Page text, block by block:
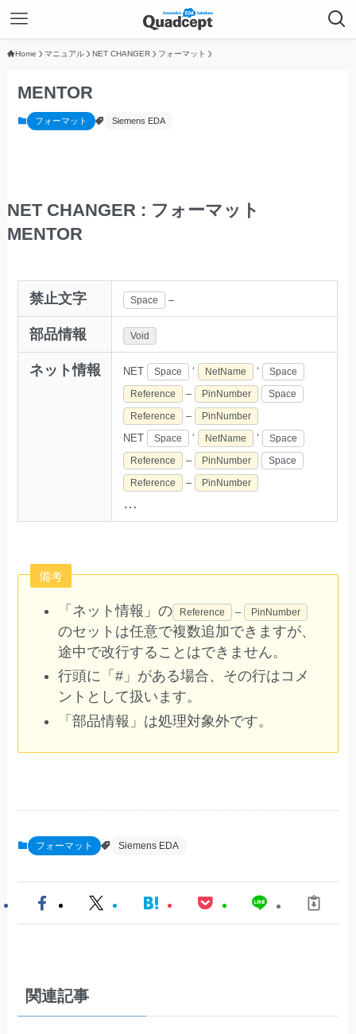
Home マニュアル NET CHANGER フォーマット
MENTOR
フォーマット Siemens EDA
NET CHANGER : フォーマット
MENTOR
禁止文字 Space –
部品情報 Void
ネット情報 NET Space ‘ NetName ‘
Space
Reference
– PinNumber
Space
Reference
– PinNumber
NET Space ‘ NetName ‘
Space
Reference
– PinNumber
Space
Reference
– PinNumber
…
備考
「ネット情報」の Reference – PinNumber
のセットは任意で複数追加できますが、
途中で改行することはできません。
行頭に「#」がある場合、その行はコメ
ントとして扱います。
「部品情報」は処理対象外です。
フォーマット Siemens EDA
関連記事